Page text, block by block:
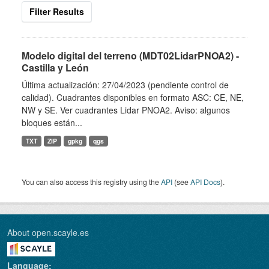
Filter Results
Modelo digital del terreno (MDT02LidarPNOA2) -
Castilla y León
Última actualización: 27/04/2023 (pendiente control de
calidad). Cuadrantes disponibles en formato ASC: CE, NE,
NW y SE. Ver cuadrantes Lidar PNOA2. Aviso: algunos
bloques están...
TXT ZIP gpkg qgs
You can also access this registry using theAPI (seeAPI Docs).
About open.scayle.es
Language